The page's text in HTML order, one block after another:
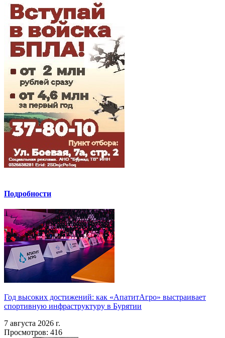
Подробности
Год высоких достижений: как «АпатитАгро» выстраивает
спортивную инфраструктуру в Бурятии
7 августа 2026 г.
Просмотров: 416